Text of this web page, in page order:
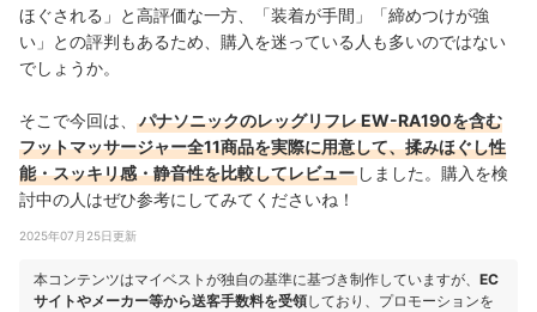
ほぐされる」と高評価な一方、「装着が手間」「締めつけが強
い」との評判もあるため、購入を迷っている人も多いのではない
でしょうか。
そこで今回は、
パナソニックのレッグリフレ EW-RA190を含む
フットマッサージャー全11商品を実際に用意して、揉みほぐし性
能・スッキリ感・静音性を比較してレビュー しました。購入を検
討中の人はぜひ参考にしてみてくださいね！
2025年07月25日更新
本コンテンツはマイベストが独自の基準に基づき制作していますが、 EC
サイトやメーカー等から送客手数料を受領しており、プロモーションを